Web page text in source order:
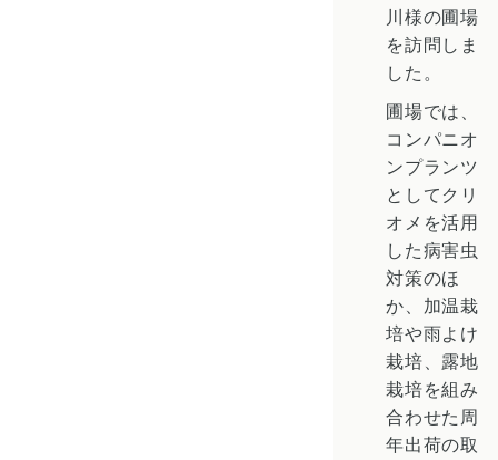
川様の圃場
を訪問しま
した。
圃場では、
コンパニオ
ンプランツ
としてクリ
オメを活用
した病害虫
対策のほ
か、加温栽
培や雨よけ
栽培、露地
栽培を組み
合わせた周
年出荷の取